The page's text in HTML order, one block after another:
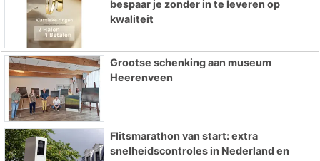
bespaar je zonder in te leveren op
kwaliteit
Grootse schenking aan museum
Heerenveen
Flitsmarathon van start: extra
snelheidscontroles in Nederland en